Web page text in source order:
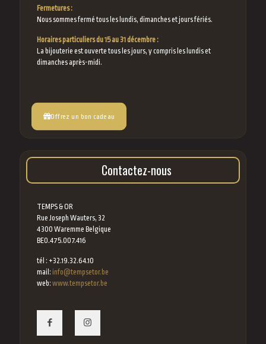
Fermetures :
Nous sommes fermé tous les lundis, dimanches et jours fériés.
Horaires particuliers du 15 au 31 décembre :
La bijouterie est ouverte tous les jours, y compris les lundis et
dimanches après-midi.
Offrez un bon cadeau
Contactez-nous
TEMPS & OR
Rue Joseph Wauters, 32
4300 Waremme Belgique
BE0.475.007.416
tél : +32.19.32.64.10
mail: info@tempsetor.be
web: www.tempsetor.be